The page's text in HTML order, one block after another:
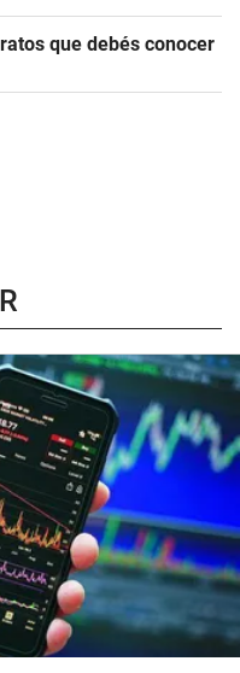
que debés conocer